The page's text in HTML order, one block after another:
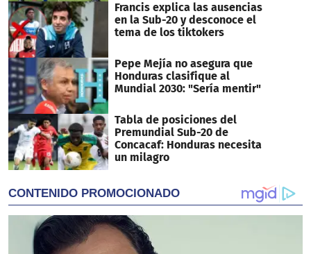
Francis explica las ausencias
en la Sub-20 y desconoce el
tema de los tiktokers
Pepe Mejía no asegura que
Honduras clasifique al
Mundial 2030: "Sería mentir"
Tabla de posiciones del
Premundial Sub-20 de
Concacaf: Honduras necesita
un milagro